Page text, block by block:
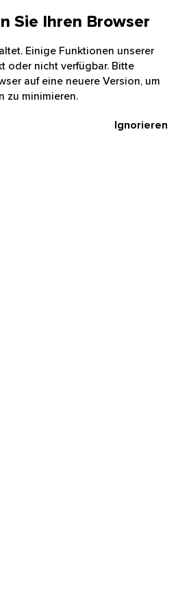
Sie Ihren Browser
Einige Funktionen unserer
oder nicht verfügbar. Bitte
auf eine neuere Version, um
zu minimieren.
Ignorieren